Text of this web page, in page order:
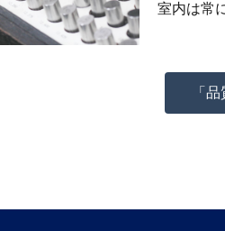
室内は常
「